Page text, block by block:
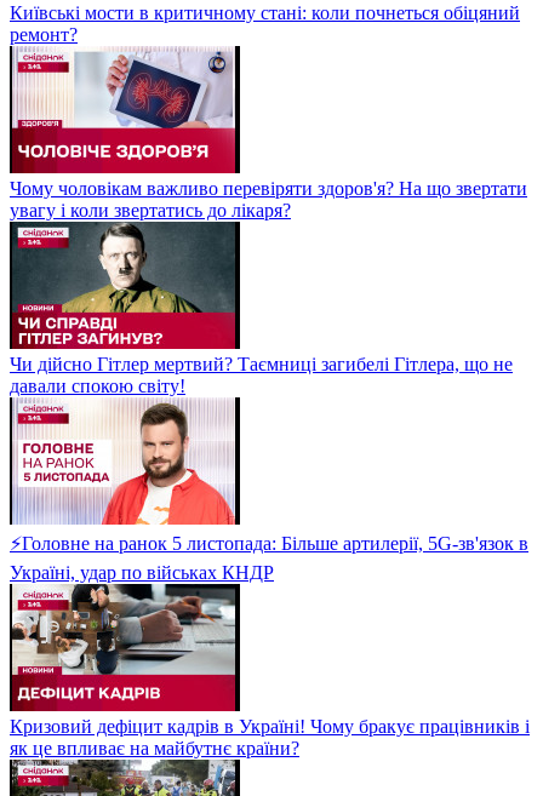
Київські мости в критичному стані: коли почнеться обіцяний
ремонт?
Чому чоловікам важливо перевіряти здоров'я? На що звертати
увагу і коли звертатись до лікаря?
Чи дійсно Гітлер мертвий? Таємниці загибелі Гітлера, що не
давали спокою світу!
⚡Головне на ранок 5 листопада: Більше артилерії, 5G-зв'язок в
Україні, удар по військах КНДР
Кризовий дефіцит кадрів в Україні! Чому бракує працівників і
як це впливає на майбутнє країни?